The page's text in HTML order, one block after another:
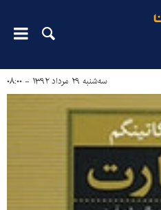
سه‌شنبه ۲۹ مرداد ۱۳۹۲ - ۰۸:۰۰